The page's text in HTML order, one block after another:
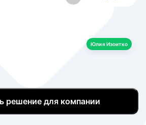
Юлия Изоитко
решение для компании